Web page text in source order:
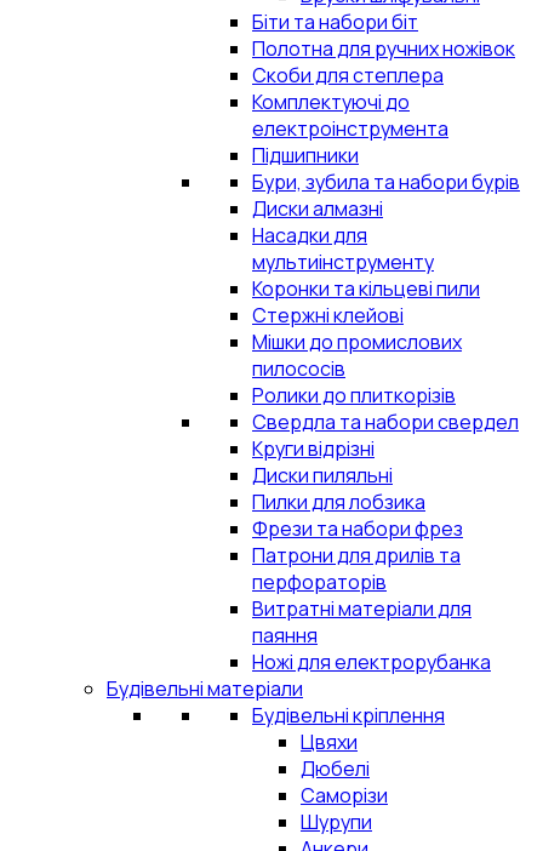
Біти та набори біт
Полотна для ручних ножівок
Скоби для степлера
Комплектуючі до
електроінструмента
Підшипники
Бури, зубила та набори бурів
Диски алмазні
Насадки для
мультиінструменту
Коронки та кільцеві пили
Стержні клейові
Мішки до промислових
пилососів
Ролики до плиткорізів
Свердла та набори свердел
Круги відрізні
Диски пиляльні
Пилки для лобзика
Фрези та набори фрез
Патрони для дрилів та
перфораторів
Витратні матеріали для
паяння
Ножі для електрорубанка
Будівельні матеріали
Будівельні кріплення
Цвяхи
Дюбелі
Саморізи
Шурупи